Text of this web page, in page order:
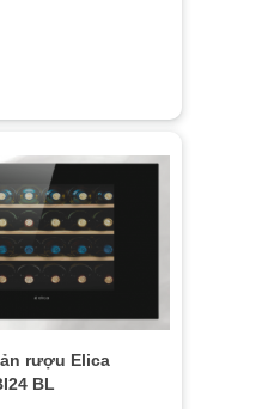
rượu Elica
BL